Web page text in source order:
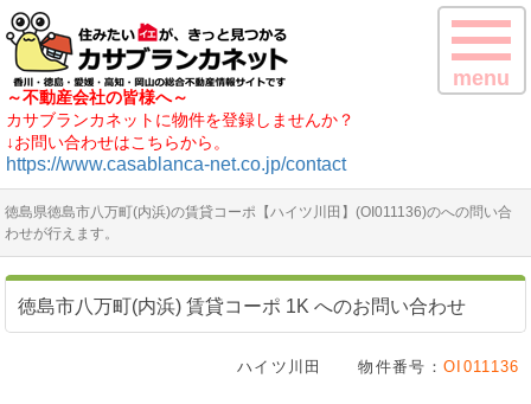
～不動産会社の皆様へ～
カサブランカネットに物件を登録しませんか？
↓お問い合わせはこちらから。
https://www.casablanca-net.co.jp/contact
menu
徳島県徳島市八万町(内浜)の賃貸コーポ【ハイツ川田】(OI011136)のへの問い合
わせが行えます。
徳島市八万町(内浜) 賃貸コーポ 1K へのお問い合わせ
ハイツ川田 物件番号： OI011136